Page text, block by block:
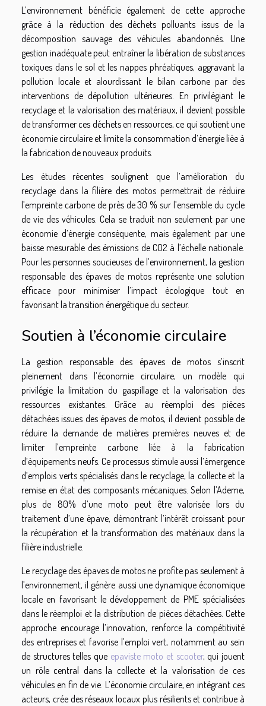
L’environnement bénéficie également de cette approche
grâce à la réduction des déchets polluants issus de la
décomposition sauvage des véhicules abandonnés. Une
gestion inadéquate peut entraîner la libération de substances
toxiques dans le sol et les nappes phréatiques, aggravant la
pollution locale et alourdissant le bilan carbone par des
interventions de dépollution ultérieures. En privilégiant le
recyclage et la valorisation des matériaux, il devient possible
de transformer ces déchets en ressources, ce qui soutient une
économie circulaire et limite la consommation d’énergie liée à
la fabrication de nouveaux produits.
Les études récentes soulignent que l’amélioration du
recyclage dans la filière des motos permettrait de réduire
l’empreinte carbone de près de 30 % sur l’ensemble du cycle
de vie des véhicules. Cela se traduit non seulement par une
économie d’énergie conséquente, mais également par une
baisse mesurable des émissions de CO2 à l’échelle nationale.
Pour les personnes soucieuses de l’environnement, la gestion
responsable des épaves de motos représente une solution
efficace pour minimiser l’impact écologique tout en
favorisant la transition énergétique du secteur.
Soutien à l’économie circulaire
La gestion responsable des épaves de motos s’inscrit
pleinement dans l’économie circulaire, un modèle qui
privilégie la limitation du gaspillage et la valorisation des
ressources existantes. Grâce au réemploi des pièces
détachées issues des épaves de motos, il devient possible de
réduire la demande de matières premières neuves et de
limiter l’empreinte carbone liée à la fabrication
d’équipements neufs. Ce processus stimule aussi l’émergence
d’emplois verts spécialisés dans le recyclage, la collecte et la
remise en état des composants mécaniques. Selon l’Ademe,
plus de 80% d’une moto peut être valorisée lors du
traitement d’une épave, démontrant l’intérêt croissant pour
la récupération et la transformation des matériaux dans la
filière industrielle.
Le recyclage des épaves de motos ne profite pas seulement à
l’environnement, il génère aussi une dynamique économique
locale en favorisant le développement de PME spécialisées
dans le réemploi et la distribution de pièces détachées. Cette
approche encourage l’innovation, renforce la compétitivité
des entreprises et favorise l’emploi vert, notamment au sein
de structures telles que epaviste moto et scooter, qui jouent
un rôle central dans la collecte et la valorisation de ces
véhicules en fin de vie. L’économie circulaire, en intégrant ces
acteurs, crée des réseaux locaux plus résilients et contribue à